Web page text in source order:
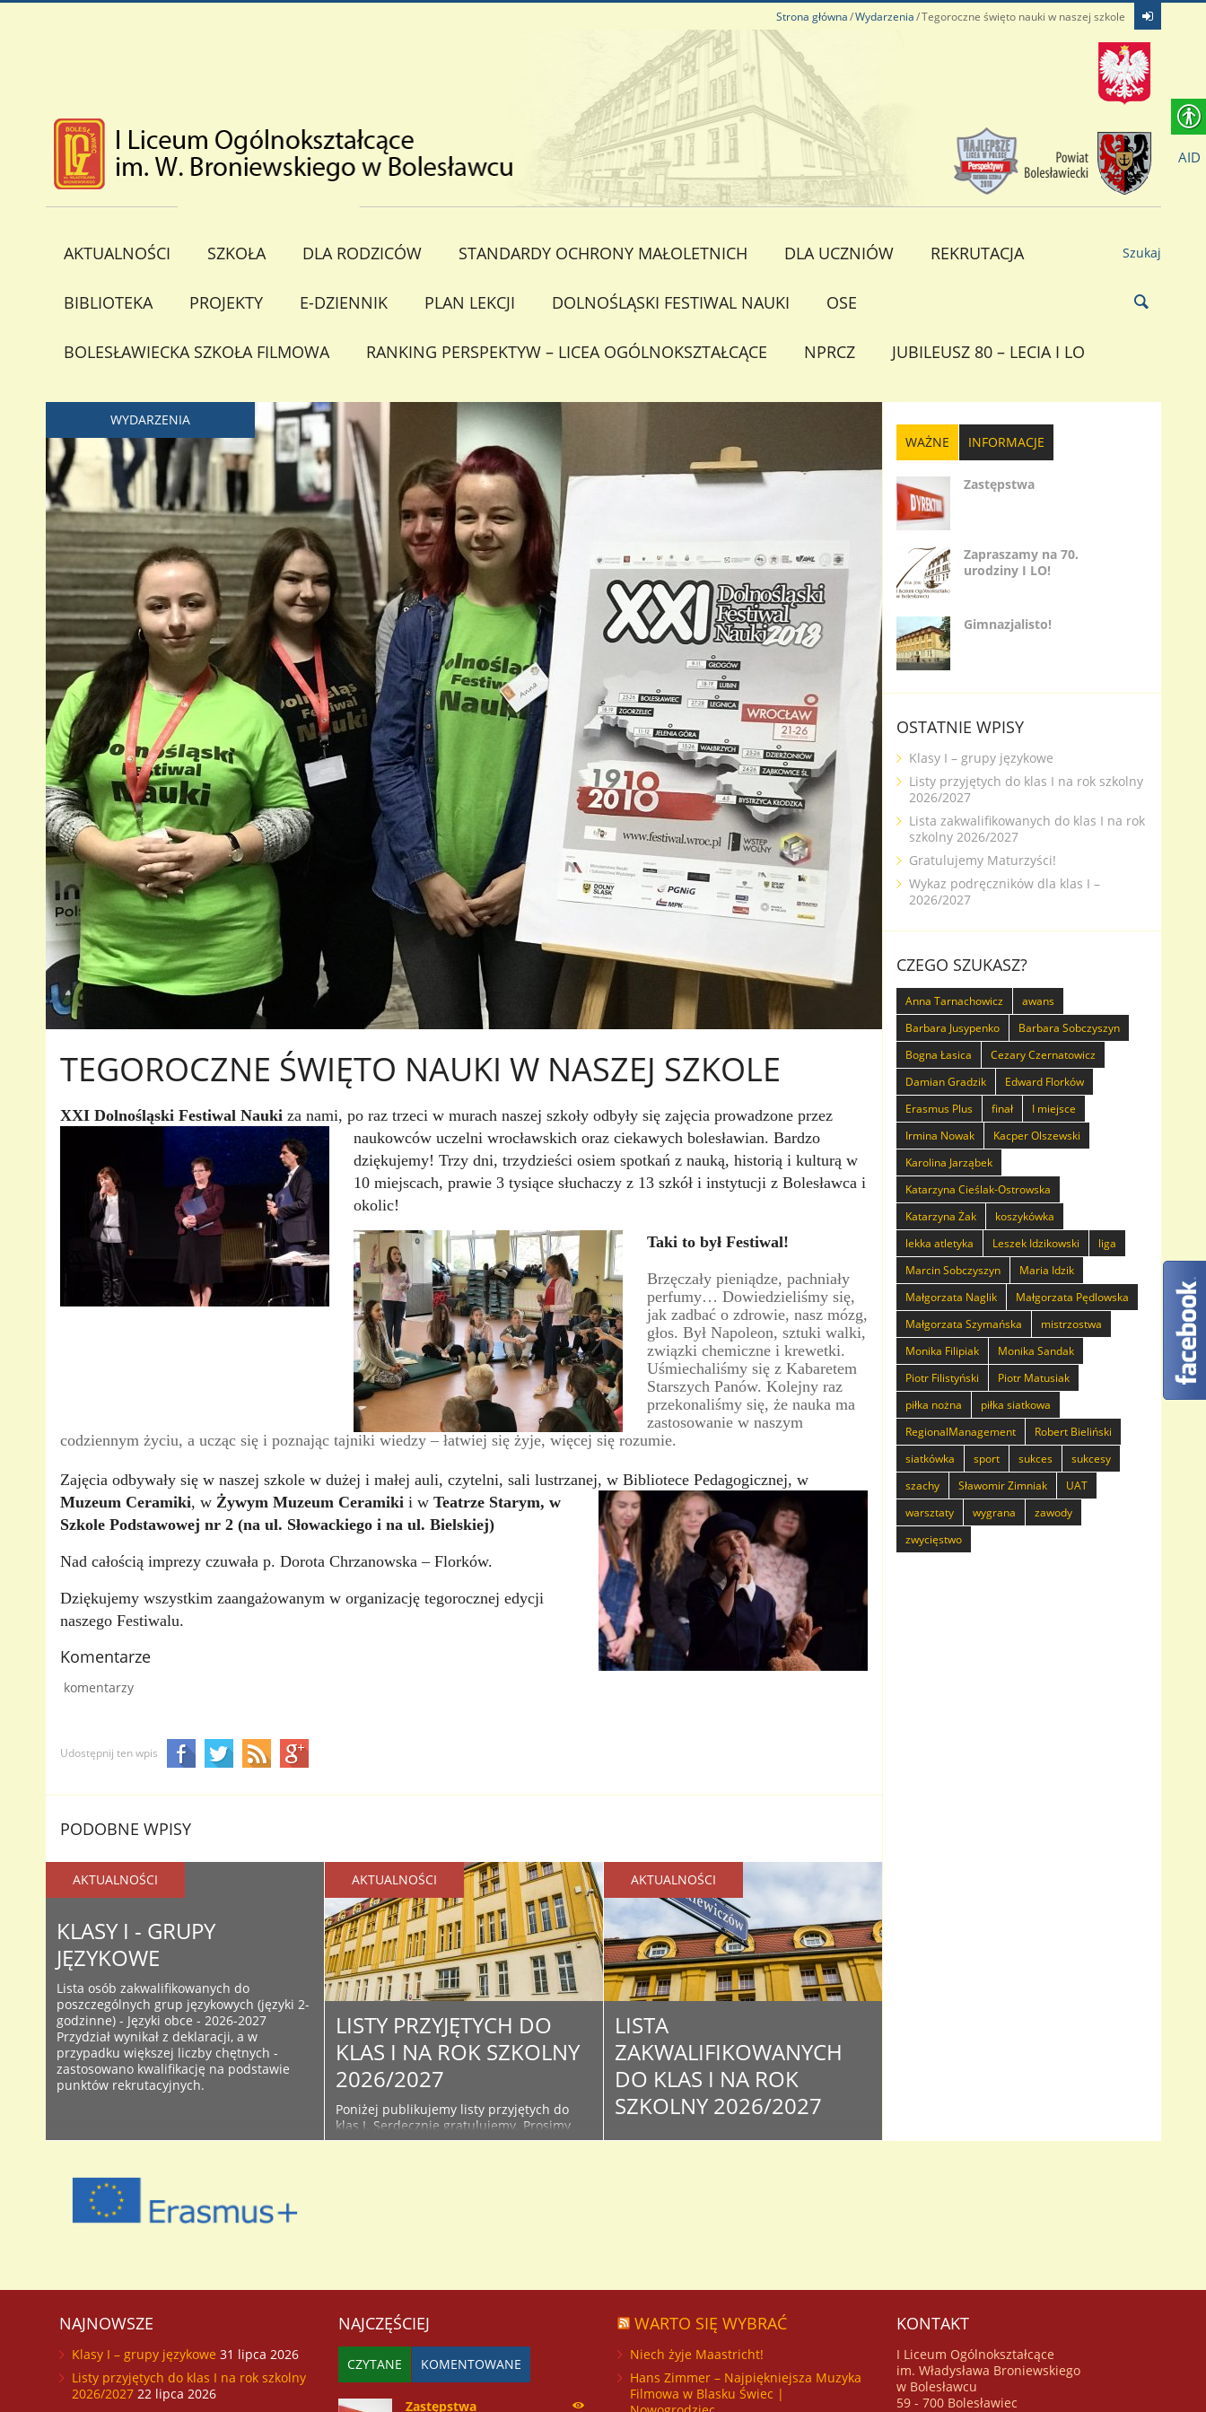
Strona główna Wydarzenia Tegoroczne święto nauki w naszej szkole
AKTUALNOŚCI SZKOŁA DLA RODZICÓW STANDARDY OCHRONY MAŁOLETNICH DLA UCZNIÓW REKRUTACJA
BIBLIOTEKA PROJEKTY E-DZIENNIK PLAN LEKCJI DOLNOŚLĄSKI FESTIWAL NAUKI OSE
BOLESŁAWIECKA SZKOŁA FILMOWA RANKING PERSPEKTYW – LICEA OGÓLNOKSZTAŁCĄCE NPRCZ JUBILEUSZ 80 – LECIA I LO
Szukaj
WYDARZENIA
TEGOROCZNE ŚWIĘTO NAUKI W NASZEJ SZKOLE
XXI Dolnośląski Festiwal Nauki za nami, po raz trzeci w murach naszej szkoły odbyły się zajęcia prowadzone przez
naukowców uczelni wrocławskich oraz ciekawych bolesławian. Bardzo
dziękujemy! Trzy dni, trzydzieści osiem spotkań z nauką, historią i kulturą w
10 miejscach, prawie 3 tysiące słuchaczy z 13 szkół i instytucji z Bolesławca i
okolic!
Taki to był Festiwal!
Brzęczały pieniądze, pachniały
perfumy… Dowiedzieliśmy się,
jak zadbać o zdrowie, nasz mózg,
głos. Był Napoleon, sztuki walki,
związki chemiczne i krewetki.
Uśmiechaliśmy się z Kabaretem
Starszych Panów. Kolejny raz
przekonaliśmy się, że nauka ma
zastosowanie w naszym
codziennym życiu, a ucząc się i poznając tajniki wiedzy – łatwiej się żyje, więcej się rozumie.
Zajęcia odbywały się w naszej szkole w dużej i małej auli, czytelni, sali lustrzanej, w Bibliotece Pedagogicznej, w
Muzeum Ceramiki, w Żywym Muzeum Ceramiki i w Teatrze Starym, w
Szkole Podstawowej nr 2 (na ul. Słowackiego i na ul. Bielskiej)
Nad całością imprezy czuwała p. Dorota Chrzanowska – Florków.
Dziękujemy wszystkim zaangażowanym w organizację tegorocznej edycji
naszego Festiwalu.
Komentarze
komentarzy
Udostępnij ten wpis
PODOBNE WPISY
AKTUALNOŚCI
KLASY I - GRUPY
JĘZYKOWE
Lista osób zakwalifikowanych do
poszczególnych grup językowych (języki 2-
godzinne) - Języki obce - 2026-2027
Przydział wynikał z deklaracji, a w
przypadku większej liczby chętnych -
zastosowano kwalifikację na podstawie
punktów rekrutacyjnych.
AKTUALNOŚCI
LISTY PRZYJĘTYCH DO
KLAS I NA ROK SZKOLNY
2026/2027
Poniżej publikujemy listy przyjętych do
klas I. Serdecznie gratulujemy. Prosimy
śledzić bieżące informacje na stronie i
AKTUALNOŚCI
LISTA
ZAKWALIFIKOWANYCH
DO KLAS I NA ROK
SZKOLNY 2026/2027
Poniżej publikujemy listy
WAŻNE INFORMACJE
Zastępstwa
Zapraszamy na 70.
urodziny I LO!
Gimnazjalisto!
OSTATNIE WPISY
Klasy I – grupy językowe
Listy przyjętych do klas I na rok szkolny
2026/2027
Lista zakwalifikowanych do klas I na rok
szkolny 2026/2027
Gratulujemy Maturzyści!
Wykaz podręczników dla klas I –
2026/2027
CZEGO SZUKASZ?
Anna Tarnachowicz
awans
Barbara Jusypenko
Barbara Sobczyszyn
Bogna Łasica
Cezary Czernatowicz
Damian Gradzik
Edward Florków
Erasmus Plus
finał
I miejsce
Irmina Nowak
Kacper Olszewski
Karolina Jarząbek
Katarzyna Cieślak-Ostrowska
Katarzyna Żak
koszykówka
lekka atletyka
Leszek Idzikowski
liga
Marcin Sobczyszyn
Maria Idzik
Małgorzata Naglik
Małgorzata Pędlowska
Małgorzata Szymańska
mistrzostwa
Monika Filipiak
Monika Sandak
Piotr Filistyński
Piotr Matusiak
piłka nożna
piłka siatkowa
RegionalManagement
Robert Bieliński
siatkówka
sport sukces
sukcesy
szachy
Sławomir Zimniak
UAT
warsztaty
wygrana
zawody
zwycięstwo
NAJNOWSZE
Klasy I – grupy językowe 31 lipca 2026
Listy przyjętych do klas I na rok szkolny
2026/2027 22 lipca 2026
NAJCZĘŚCIEJ
CZYTANE KOMENTOWANE
Zastępstwa
WARTO SIĘ WYBRAĆ
Niech żyje Maastricht!
Hans Zimmer – Najpiękniejsza Muzyka
Filmowa w Blasku Świec |
KONTAKT
I Liceum Ogólnokształcące
im. Władysława Broniewskiego
w Bolesławcu
59 - 700 Bolesławiec
AID